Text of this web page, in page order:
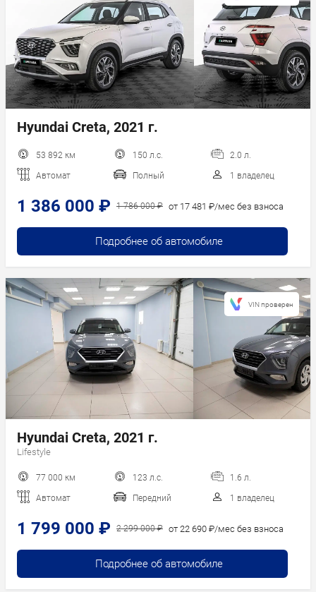
Hyundai Creta, 2021 г.
53 892 км 150 л.с. 2.0 л.
Автомат Полный 1 владелец
1 386 000 ₽ 1 786 000 ₽ от 17 481 ₽/мес без взноса
Подробнее об автомобиле
Hyundai Creta, 2021 г.
Lifestyle
77 000 км 123 л.с. 1.6 л.
Автомат Передний 1 владелец
1 799 000 ₽ 2 299 000 ₽ от 22 690 ₽/мес без взноса
Подробнее об автомобиле
VIN проверен